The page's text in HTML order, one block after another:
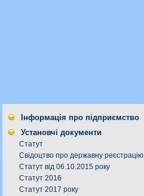
Інформація про підприємство
Установчі документи
Статут
Свідоцтво про державну реєстрацію
Статут від 06.10.2015 року
Статут 2016
Статут 2017 року